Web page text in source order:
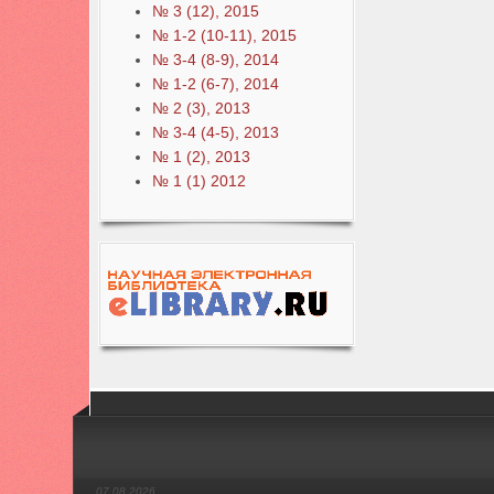
№ 3 (12), 2015
№ 1-2 (10-11), 2015
№ 3-4 (8-9), 2014
№ 1-2 (6-7), 2014
№ 2 (3), 2013
№ 3-4 (4-5), 2013
№ 1 (2), 2013
№ 1 (1) 2012
07.08.2026